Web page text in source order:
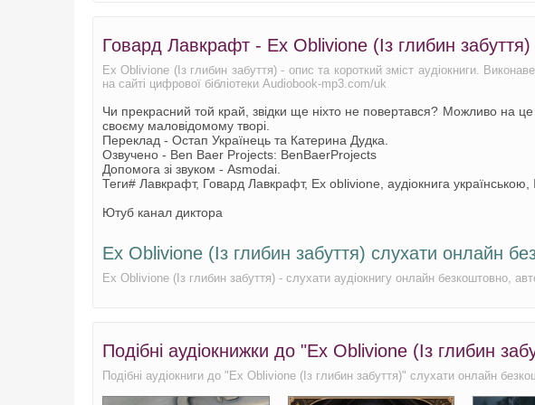
Говард Лавкрафт - Ex Oblivione (Із глибин
Ex Oblivione (Із глибин забуття) - опис та короткий зміст аудіокниги.
на сайті цифрової бібліотеки Audiobook-mp3.com/uk
Чи прекрасний той край, звідки ще ніхто не повертався? Можливо на це
своєму маловідомому творі.
Переклад - Остап Українець та Катерина Дудка.
Озвучено - Ben Baer Projects: BenBaerProjects
Допомога зі звуком - Asmodai.
Теги# Лавкрафт, Говард Лавкрафт, Ex oblivione, аудіокнига
Ютуб канал диктора
Ex Oblivione (Із глибин забуття) слухати онлайн
Ex Oblivione (Із глибин забуття) - слухати аудіокнигу онлайн безкоштовно,
Подібні аудіокнижки до "Ex Oblivione (Із глибин
Подібні аудіокниги до "Ex Oblivione (Із глибин забуття)" слухати онлайн